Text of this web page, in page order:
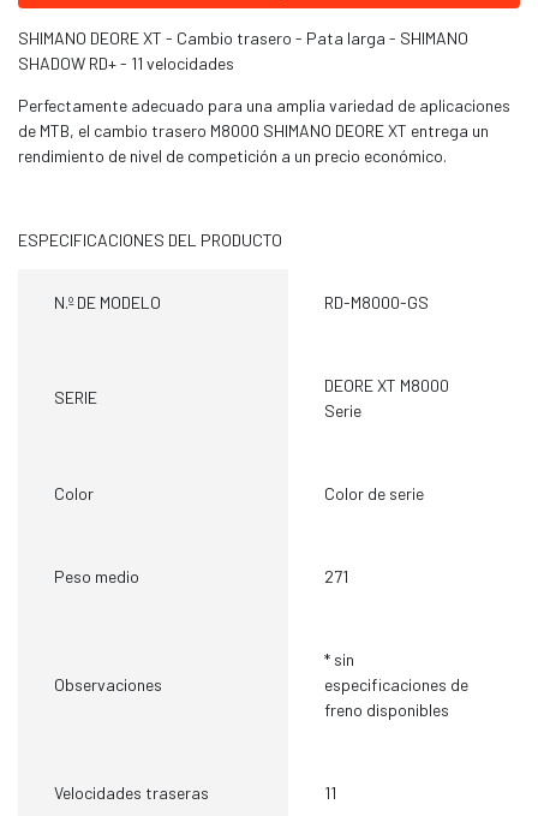
SHIMANO DEORE XT - Cambio trasero - Pata larga - SHIMANO
SHADOW RD+ - 11 velocidades
Perfectamente adecuado para una amplia variedad de aplicaciones
de MTB, el cambio trasero M8000 SHIMANO DEORE XT entrega un
rendimiento de nivel de competición a un precio económico.
ESPECIFICACIONES DEL PRODUCTO
N.º DE MODELO RD-M8000-GS
SERIE
DEORE XT M8000
Serie
Color Color de serie
Peso medio 271
Observaciones
* sin
especificaciones de
freno disponibles
Velocidades traseras 11